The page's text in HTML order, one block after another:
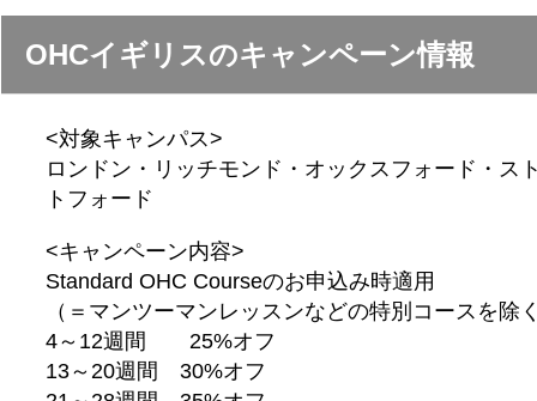
OHCイギリスのキャンペーン情報
<対象キャンパス>
ロンドン・リッチモンド・オックスフォード・ス
トフォード
<キャンペーン内容>
Standard OHC Courseのお申込み時適用
（＝マンツーマンレッスンなどの特別コースを除
4～12週間 25%オフ
13～20週間 30%オフ